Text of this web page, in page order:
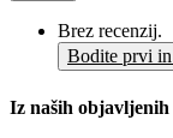
Brez recenzij.
Bodite prvi in
Iz naših